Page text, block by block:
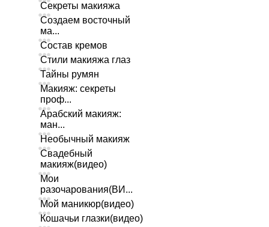
Секреты макияжа
Создаем восточный
ма...
Состав кремов
Стили макияжа глаз
Тайны румян
Макияж: секреты
проф...
Арабский макияж:
ман...
Необычный макияж
Свадебный
макияж(видео)
Мои
разочарования(ВИ...
Мой маникюр(видео)
Кошачьи глазки(видео)